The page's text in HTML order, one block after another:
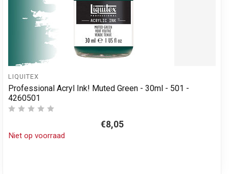
LIQUITEX
Professional Acryl Ink! Muted Green - 30ml - 501 -
4260501
€8,05
Niet op voorraad